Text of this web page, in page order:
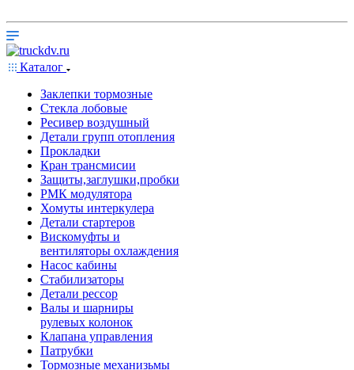
Каталог
Заклепки тормозные
Стекла лобовые
Ресивер воздушный
Детали групп отопления
Прокладки
Кран трансмисии
Защиты,заглушки,пробки
РМК модулятора
Хомуты интеркулера
Детали стартеров
Вискомуфты и
вентиляторы охлаждения
Насос кабины
Стабилизаторы
Детали рессор
Валы и шарниры
рулевых колонок
Клапана управления
Патрубки
Тормозные механизьмы